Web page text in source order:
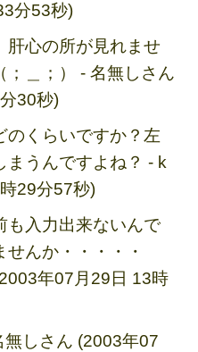
分53秒)
肝心の所が見れませ
；＿；） - 名無しさん
30秒)
のくらいですか？左
まうんですよね？ - k
29分57秒)
も入力出来ないんで
んか・・・・・
年07月29日 13時
しさん (2003年07